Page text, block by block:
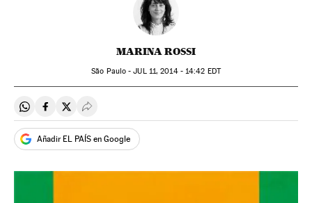
MARINA ROSSI
São Paulo -JUL11, 2014 - 14:42 EDT
Compartir en Whatsapp
Compartir en Facebook
Compartir en Twitter
Desplegar Redes Sociales
Añadir EL PAÍS en Google